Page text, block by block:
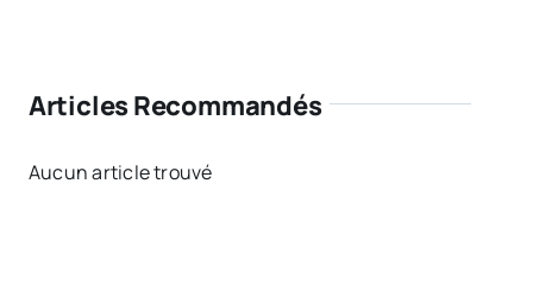
Articles Recommandés
Aucun article trouvé